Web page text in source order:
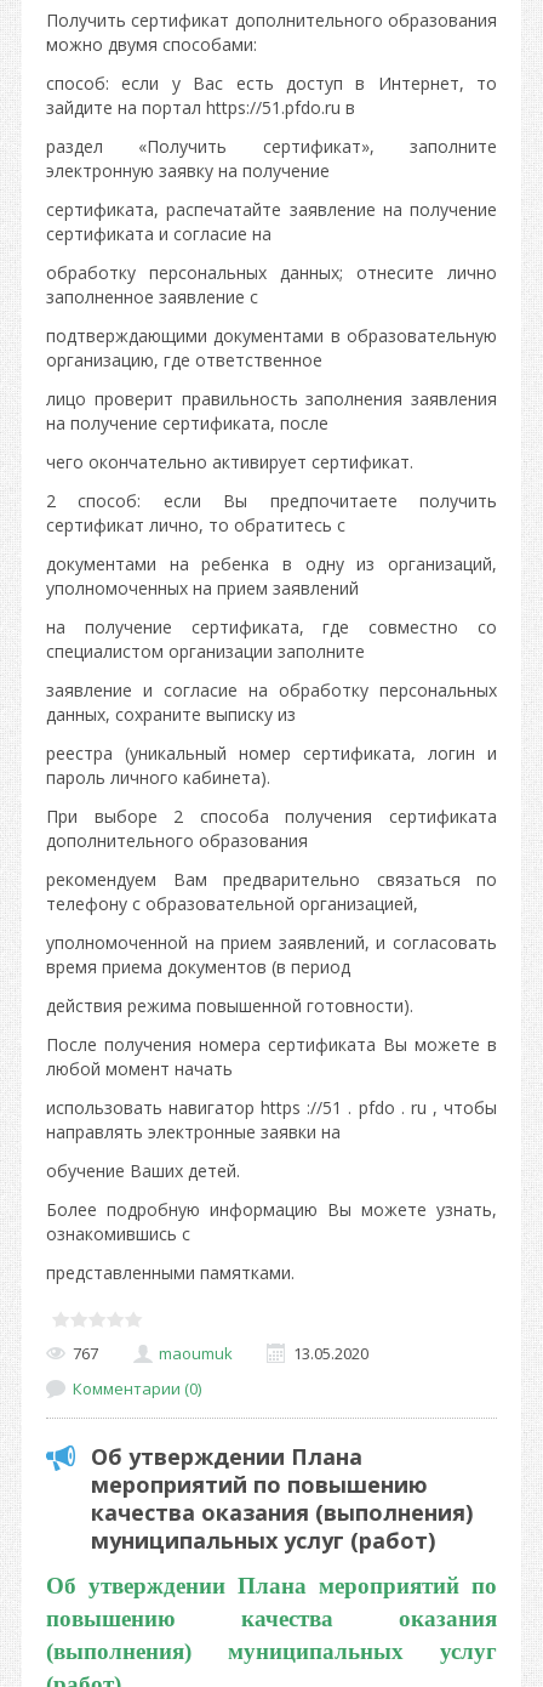
Получить сертификат дополнительного образования
можно двумя способами:
способ: если у Вас есть доступ в Интернет, то
зайдите на портал https://51.pfdo.ru в
раздел «Получить сертификат», заполните
электронную заявку на получение
сертификата, распечатайте заявление на получение
сертификата и согласие на
обработку персональных данных; отнесите лично
заполненное заявление с
подтверждающими документами в образовательную
организацию, где ответственное
лицо проверит правильность заполнения заявления
на получение сертификата, после
чего окончательно активирует сертификат.
2 способ: если Вы предпочитаете получить
сертификат лично, то обратитесь с
документами на ребенка в одну из организаций,
уполномоченных на прием заявлений
на получение сертификата, где совместно со
специалистом организации заполните
заявление и согласие на обработку персональных
данных, сохраните выписку из
реестра (уникальный номер сертификата, логин и
пароль личного кабинета).
При выборе 2 способа получения сертификата
дополнительного образования
рекомендуем Вам предварительно связаться по
телефону с образовательной организацией,
уполномоченной на прием заявлений, и согласовать
время приема документов (в период
действия режима повышенной готовности).
После получения номера сертификата Вы можете в
любой момент начать
использовать навигатор https ://51 . pfdo . ru , чтобы
направлять электронные заявки на
обучение Ваших детей.
Более подробную информацию Вы можете узнать,
ознакомившись с
представленными памятками.
767 maoumuk
13.05.2020
Комментарии (0)
Об утверждении Плана
мероприятий по повышению
качества оказания (выполнения)
муниципальных услуг (работ)
Об утверждении Плана мероприятий по
повышению качества оказания
(выполнения) муниципальных услуг